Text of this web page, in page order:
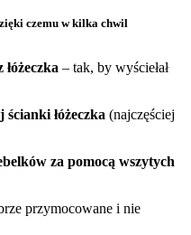
czemu w kilka chwil
– tak, by wyściełał
łóżeczka (najczęściej
za pomocą wszytych
przymocowane i nie